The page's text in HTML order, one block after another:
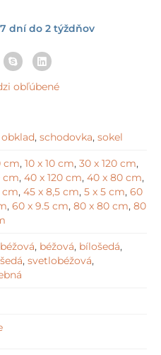
dní do 2 týždňov
obľúbené
obklad, schodovka, sokel
cm, 10 x 10 cm, 30 x 120 cm,
cm, 40 x 120 cm, 40 x 80 cm,
cm, 45 x 8,5 cm, 5 x 5 cm, 60
, 60 x 9.5 cm, 80 x 80 cm, 80
, béžová, bílošedá,
šedá, svetlobéžová,